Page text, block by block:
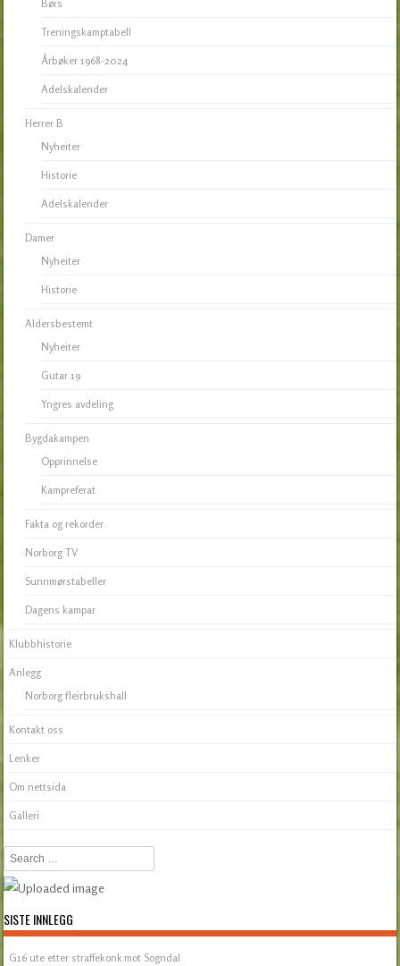
Børs
Treningskamptabell
Årbøker 1968-2024
Adelskalender
Herrer B
Nyheiter
Historie
Adelskalender
Damer
Nyheiter
Historie
Aldersbestemt
Nyheiter
Gutar 19
Yngres avdeling
Bygdakampen
Opprinnelse
Kampreferat
Fakta og rekorder
Norborg TV
Sunnmørstabeller
Dagens kampar
Klubbhistorie
Anlegg
Norborg fleirbrukshall
Kontakt oss
Lenker
Om nettsida
Galleri
Search
SISTE INNLEGG
G16 ute etter straffekonk mot Sogndal